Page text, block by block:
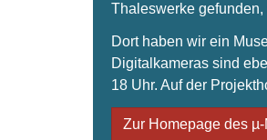
Thaleswerke
Dort haben wir ein
Digitalkameras sind
18 Uhr. Auf der
Zur Homepage des